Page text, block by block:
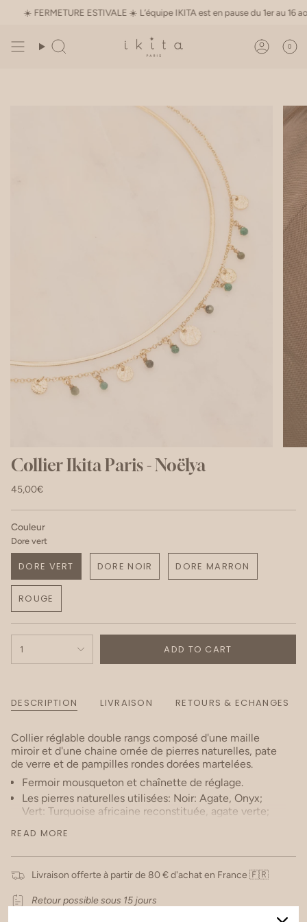
☀️ FERMETURE ESTIVALE ☀️ L’équipe IKITA est en pause du 1er au 16
Search 0
Collier Ikita Paris - Noëlya
45,00€
Couleur
Dore vert
DORE VERT DORE NOIR DORE MARRON
ROUGE
1 ADD TO CART
DESCRIPTION LIVRAISON RETOURS & ECHANGES
Collier réglable double rangs composé d'une maille
miroir et d'une chaine ornée de pierres naturelles, pate
de verre et de pampilles rondes dorées martelées.
Fermoir mousqueton et chaînette de réglage.
Les pierres naturelles utilisées: Noir: Agate, Onyx;
Vert: Turquoise africaine reconstituée, agate verte;
Agate; Bleu: Lapis lazuli.
Matière : Acier inoxydable.
Hypoallergénique, ce bijou résiste à l'eau et ne noircit
pas.
Dimensions: 39/41+7 cm
READ MORE
Livraison offerte à partir de 80 € d'achat en France 🇫🇷
Retour possible sous 15 jours